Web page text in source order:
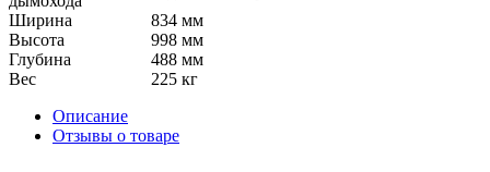
Ширина
834 мм
Высота
998 мм
Глубина
488 мм
Вес
225 кг
Описание
Отзывы о товаре